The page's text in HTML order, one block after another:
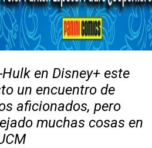
en Disney+ este
un encuentro de
aficionados, pero
muchas cosas en